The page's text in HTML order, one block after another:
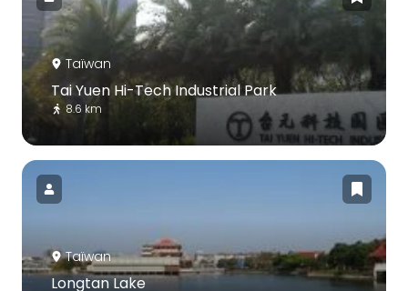
Taïwan
Tai Yuen Hi-Tech Industrial Park
8.6 km
Taïwan
Longtan Lake